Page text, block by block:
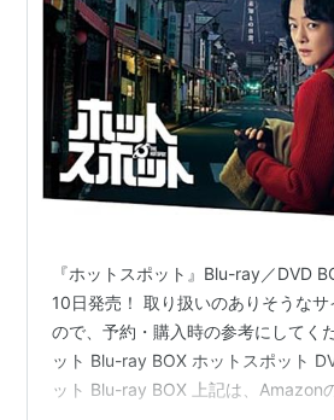
『ホットスポット』Blu-ray／DVD
10日発売！ 取り扱いのありそうな
ので、予約・購入時の参考にしてく
ット Blu-ray BOX ホットスポット
ット Blu-ray BOX 上記は、Amazon